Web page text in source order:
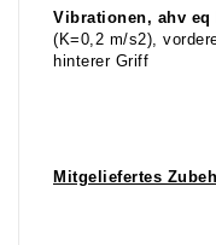
Vibrationen, ahv
(K=0,2 m/s2),
hinterer Griff
Mitgeliefertes